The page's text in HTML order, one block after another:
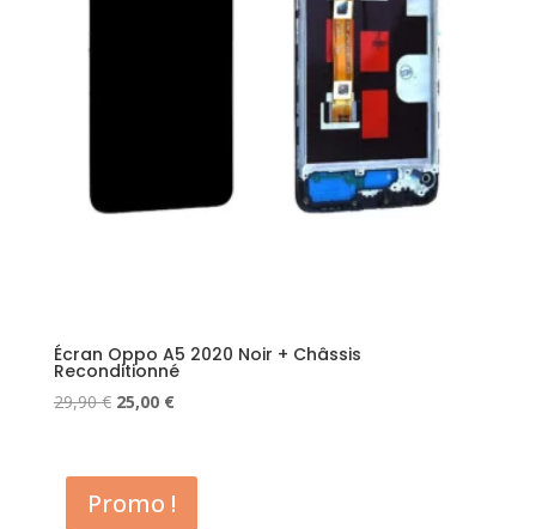
Écran Oppo A5 2020 Noir + Châssis
Reconditionné
29,90€ Le
était :
29,90 €.
25,00 €Le
est :
25,00 €.
Promo !